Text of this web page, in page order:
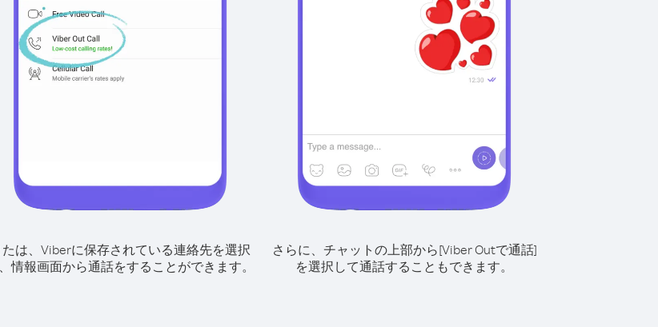
たは、Viberに保存されている連絡先を選択
情報画面から通話をすることができます。
さらに、チャットの上部から[Viber Outで通話]
を選択して通話することもできます。